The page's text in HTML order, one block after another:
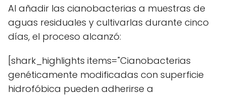
Al añadir las cianobacterias a muestras de
aguas residuales y cultivarlas durante cinco
días, el proceso alcanzó:
[shark_highlights items="Cianobacterias
genéticamente modificadas con superficie
hidrofóbica pueden adherirse a